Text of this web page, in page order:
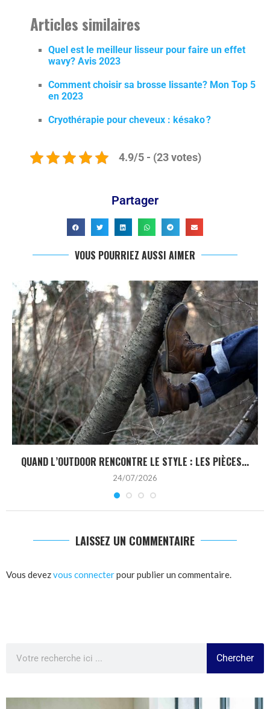
Articles similaires
Quel est le meilleur lisseur pour faire un effet
wavy? Avis 2023
Comment choisir sa brosse lissante? Mon Top 5
en 2023
Cryothérapie pour cheveux : késako ?
4.9/5 - (23 votes)
Partager
VOUS POURRIEZ AUSSI AIMER
QUAND L’OUTDOOR RENCONTRE LE STYLE : LES PIÈCES...
24/07/2026
LAISSEZ UN COMMENTAIRE
Vous devezvous connecterpour publier un commentaire.
Chercher